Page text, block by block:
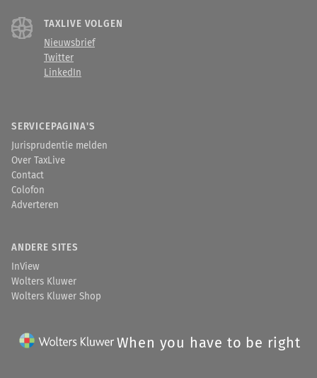
TAXLIVE VOLGEN
Nieuwsbrief
Twitter
LinkedIn
SERVICEPAGINA'S
Jurisprudentie melden
Over TaxLive
Contact
Colofon
Adverteren
ANDERE SITES
InView
Wolters Kluwer
Wolters Kluwer Shop
When you have to be right